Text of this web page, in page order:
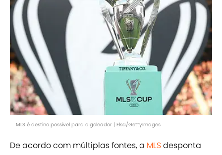
MLS é destino possível para o goleador | Elsa/GettyImages
De acordo com múltiplas fontes, a MLSdesponta